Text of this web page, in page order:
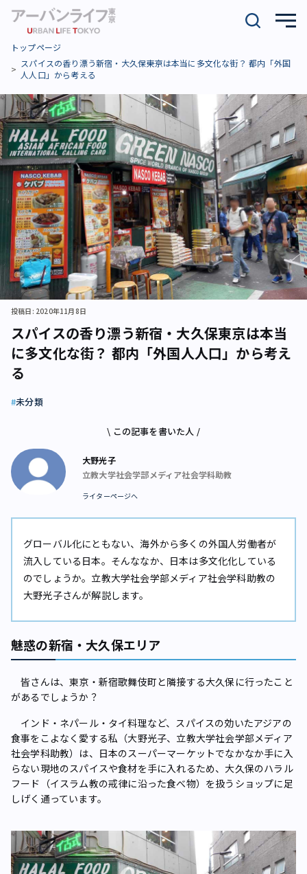
トップページ
スパイスの香り漂う新宿・大久保――東京は本当に多文化な街？ 都内「外国
人人口」から考える
スパイスの香り漂う新宿・大久保――東京は本当
に多文化な街？ 都内「外国人人口」から考え
る
投稿日: 2020年11月8日
未分類
\ この記事を書いた人 /
大野光子
立教大学社会学部メディア社会学科助教
ライターページへ
グローバル化にともない、海外から多くの外国人労働者が
流入している日本。そんななか、日本は多文化化している
のでしょうか。立教大学社会学部メディア社会学科助教の
大野光子さんが解説します。
魅惑の新宿・大久保エリア
皆さんは、東京・新宿歌舞伎町と隣接する大久保に行ったこと
があるでしょうか？
インド・ネパール・タイ料理など、スパイスの効いたアジアの
食事をこよなく愛する私（大野光子、立教大学社会学部メディア
社会学科助教）は、日本のスーパーマーケットでなかなか手に入
らない現地のスパイスや食材を手に入れるため、大久保のハラル
フード（イスラム教の戒律に沿った食べ物）を扱うショップに足
しげく通っています。